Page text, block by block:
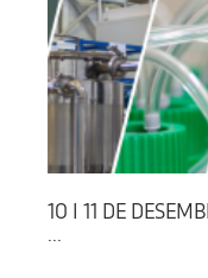
10 I 11 DE